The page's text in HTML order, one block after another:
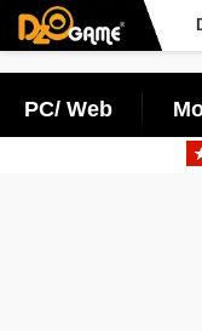
PC/ Web
Trở thành